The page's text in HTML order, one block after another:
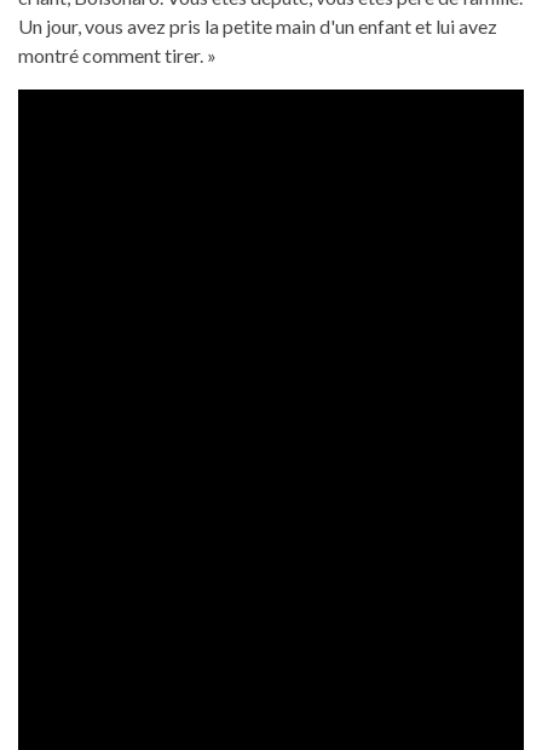
Un jour, vous avez pris la petite main d'un enfant et lui avez
montré comment tirer. »